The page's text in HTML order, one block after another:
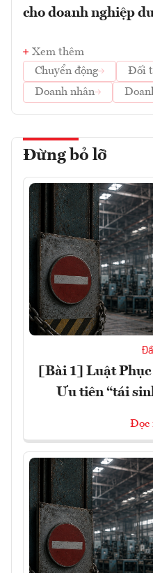
cho doanh nghiệp
Xem thêm
Chuyển động
Đối
Doanh nhân
Đừng bỏ lỡ
[Bài 1] Luật
Ưu tiên “tái
Đọc